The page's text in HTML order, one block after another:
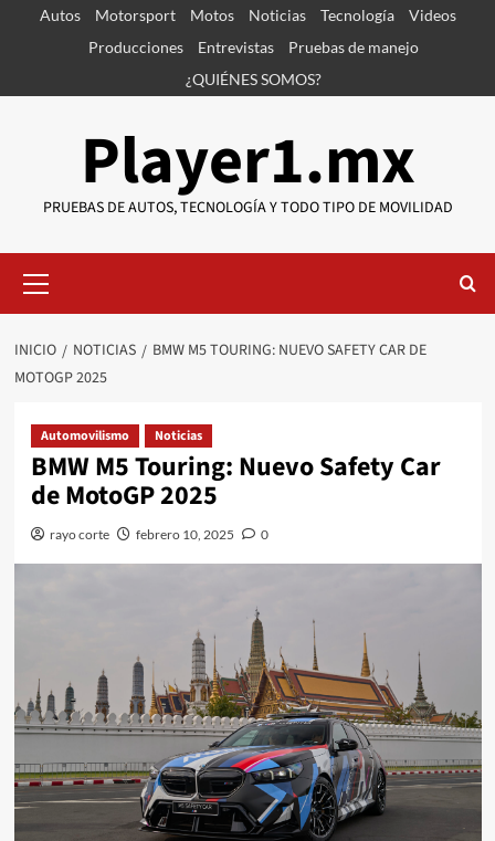
SaltarAutos Motorsport Motos Noticias Tecnología
Videos
Producciones
Entrevistas
Pruebas de manejo
¿QUIÉNES SOMOS?
Player1.mx
PRUEBAS DE AUTOS, TECNOLOGÍA Y TODO TIPO DE MOVILIDAD
primario
INICIO NOTICIAS
BMW M5 TOURING: NUEVO SAFETY CAR DE
MOTOGP 2025
Automovilismo Noticias
BMW M5 Touring: Nuevo Safety Car
de MotoGP 2025
rayo corte febrero 10, 2025 0